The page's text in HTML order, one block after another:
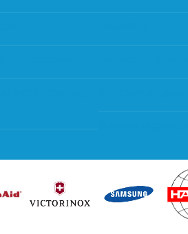
Subsidie regeling